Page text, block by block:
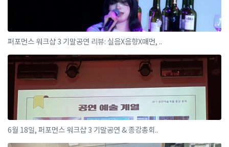
퍼포먼스 워크샵 3 기말공연 리뷰: 실음X음향X매먼, ..
6월 18일, 퍼포먼스 워크샵 3 기말공연 & 종강총회..